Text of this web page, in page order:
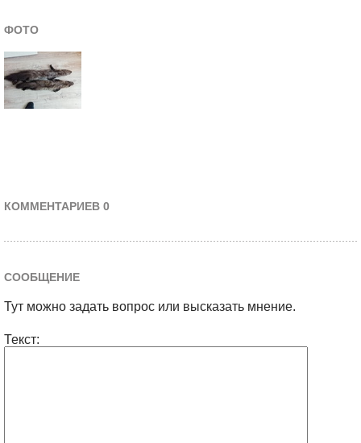
ФОТО
КОММЕНТАРИЕВ 0
СООБЩЕНИЕ
Тут можно задать вопрос или высказать мнение.
Текст: